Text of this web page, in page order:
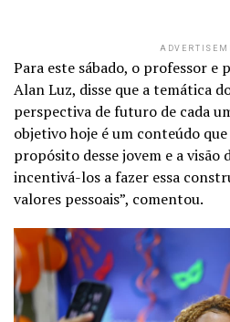
Para este sábado, o professor e
Alan Luz, disse que a temática
perspectiva de futuro de cada
objetivo hoje é um conteúdo
propósito desse jovem e a visão
incentivá-los a fazer essa
valores pessoais”, comentou.